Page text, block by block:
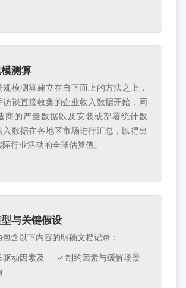
测算
模测算建立在自下而上的方法之上，
访谈直接收集的企业收入数据开始，同
商的产量数据以及安装或部署统计数
入数据在各地区市场进行汇总，以得出
行业活动的全球估算值。
与关键假设
含以下内容的明确文档记录：
动因素及
✓ 制约因素与缓解场景